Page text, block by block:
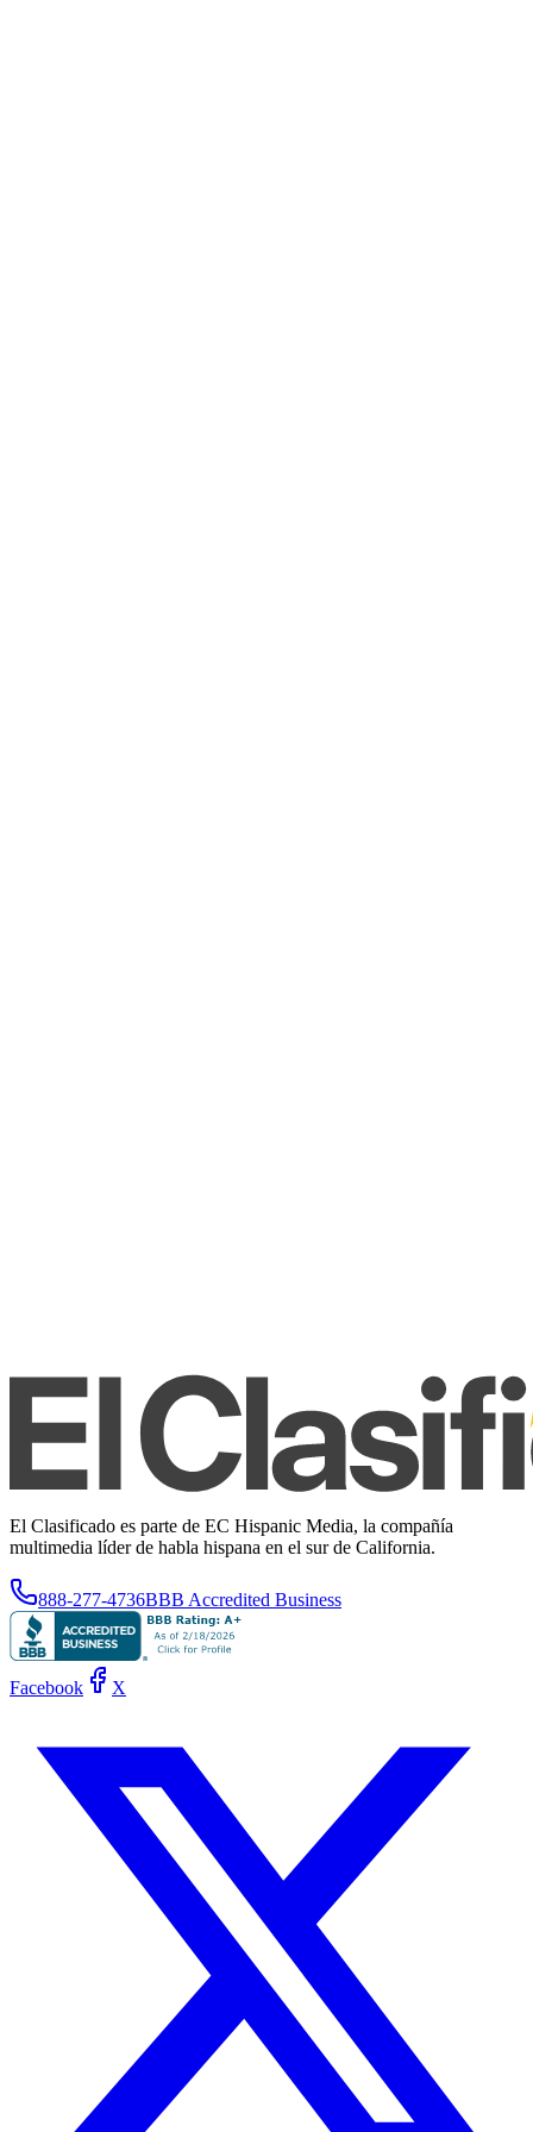
El Clasificado es parte de EC Hispanic Media, la compañía
multimedia líder de habla hispana en el sur de California.
888-277-4736BBB Accredited Business
Facebook X